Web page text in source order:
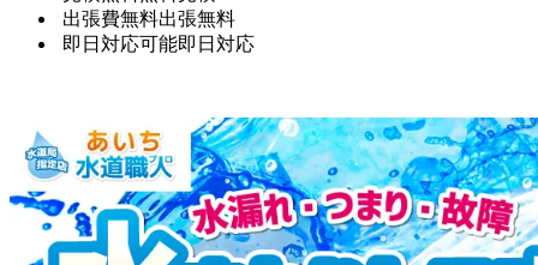
出張費無料出張無料
即日対応可能即日対応